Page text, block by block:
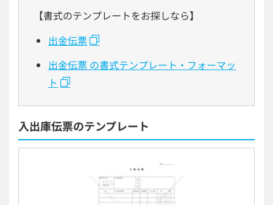
【書式のテンプレートをお探しなら】
出金伝票
出金伝票 の書式テンプレート・フォーマッ
ト
入出庫伝票のテンプレート